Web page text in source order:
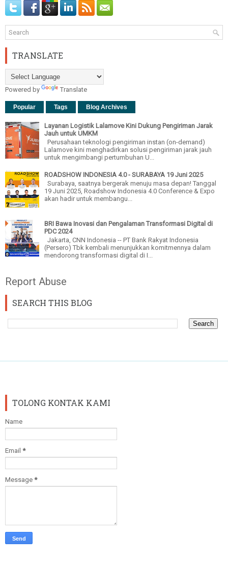
TRANSLATE
Powered by Translate
Popular Tags Blog Archives
Layanan Logistik Lalamove Kini Dukung Pengiriman Jarak
Jauh untuk UMKM
Perusahaan teknologi pengiriman instan (on-demand)
Lalamove kini menghadirkan solusi pengiriman jarak jauh
untuk mengimbangi pertumbuhan U...
ROADSHOW INDONESIA 4.0 - SURABAYA 19 Juni 2025
Surabaya, saatnya bergerak menuju masa depan! Tanggal
19 Juni 2025, Roadshow Indonesia 4.0 Conference & Expo
akan hadir untuk membangu...
BRI Bawa Inovasi dan Pengalaman Transformasi Digital di
PDC 2024
Jakarta, CNN Indonesia -- PT Bank Rakyat Indonesia
(Persero) Tbk kembali menunjukkan komitmennya dalam
mendorong transformasi digital di I...
Report Abuse
SEARCH THIS BLOG
TOLONG KONTAK KAMI
Name
Email *
Message *